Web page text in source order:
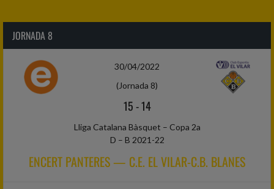
JORNADA 8
30/04/2022
(Jornada 8)
15-14
Lliga Catalana Bàsquet – Copa 2a
D – B 2021-22
ENCERT PANTERES — C.E. EL VILAR-C.B. BLANES